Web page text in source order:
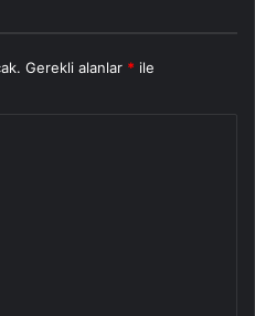
Gerekli alanlar * ile